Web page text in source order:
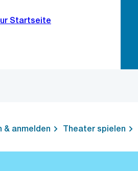
& anmelden Theater spielen